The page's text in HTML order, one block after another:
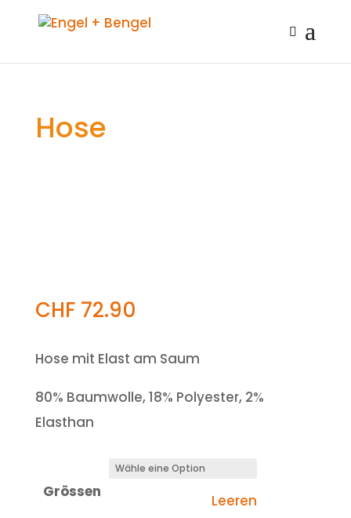
Hose
CHF72.90
Hose mit Elast am Saum
80% Baumwolle, 18% Polyester, 2%
Elasthan
Grössen
Leeren